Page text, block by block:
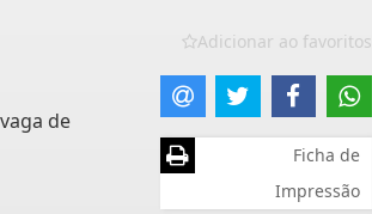
de
Adicionar ao favoritos
Ficha de
Impressão